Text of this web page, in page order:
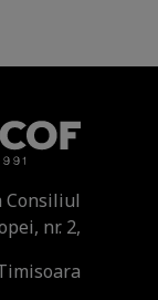
Consiliul
nr. 2,